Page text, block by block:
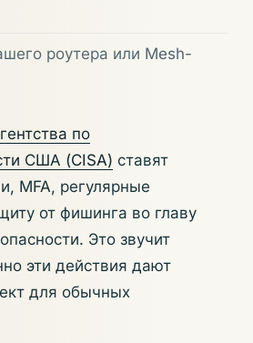
роутера или Mesh-
по
США (CISA) ставят
MFA, регулярные
от фишинга во главу
Это звучит
эти действия дают
для обычных